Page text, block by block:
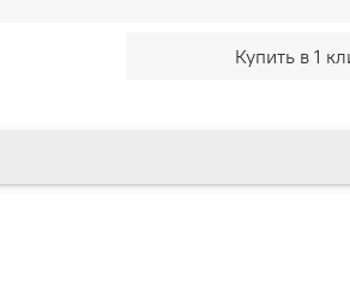
Купить в 1